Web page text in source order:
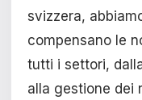
svizzera,
compensano le
tutti i settori,
alla gestione dei